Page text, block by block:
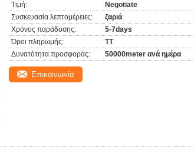
Τιμή:
Negotiate
Συσκευασία λεπτομέρειες:
ζαριά
Χρόνος παράδοσης:
5-7days
Όροι πληρωμής:
TT
Δυνατότητα προσφοράς:
50000meter ανά ημέρα
Επικοινωνία